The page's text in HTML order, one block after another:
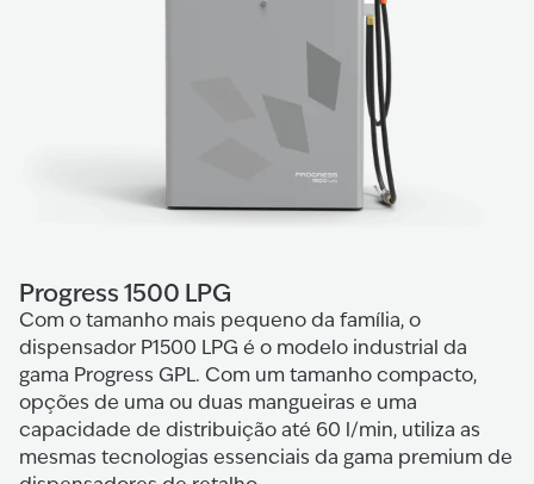
Progress 1500 LPG
Com o tamanho mais pequeno da família, o
dispensador P1500 LPG é o modelo industrial da
gama Progress GPL. Com um tamanho compacto,
opções de uma ou duas mangueiras e uma
capacidade de distribuição até 60 l/min, utiliza as
mesmas tecnologias essenciais da gama premium de